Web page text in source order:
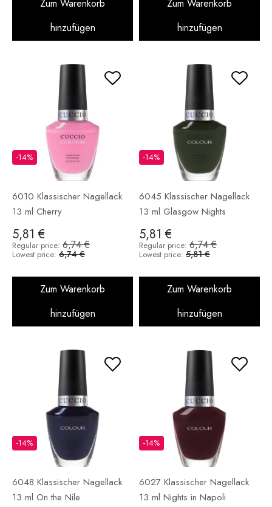
Zum Warenkorb
hinzufügen
Zum Warenkorb
hinzufügen
6010 Klassischer Nagellack
13 ml Cherry
5,81 €
-14%
Regular price: 6,74 €
Lowest price: 6,74 €
Zum Warenkorb
hinzufügen
6045 Klassischer Nagellack
13 ml Glasgow Nights
5,81 €
-14%
Regular price: 6,74 €
Lowest price: 5,81 €
Zum Warenkorb
hinzufügen
6048 Klassischer Nagellack
13 ml On the Nile
-14%
6027 Klassischer Nagellack
13 ml Nights in Napoli
-14%